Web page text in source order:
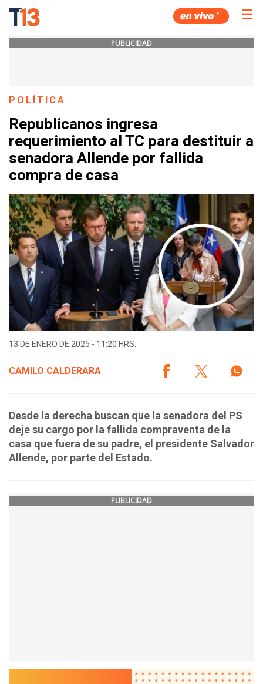
☰
PUBLICIDAD
POLÍTICA
Republicanos ingresa
requerimiento al TC para destituir a
senadora Allende por fallida
compra de casa
13 DE ENERO DE 2025 - 11:20 HRS.
CAMILO CALDERARA
Desde la derecha buscan que la senadora del PS
deje su cargo por la fallida compraventa de la
casa que fuera de su padre, el presidente Salvador
Allende, por parte del Estado.
PUBLICIDAD